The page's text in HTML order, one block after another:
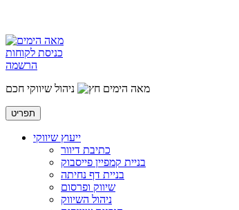
כניסת לקוחות
הרשמה
מאה הימים
ניהול שיווקי חכם
תפריט
ייעוץ שיווקי
כתיבת דיוור
בניית קמפיין פייסבוק
בניית דף נחיתה
שיווק ופרסום
ניהול השיווק